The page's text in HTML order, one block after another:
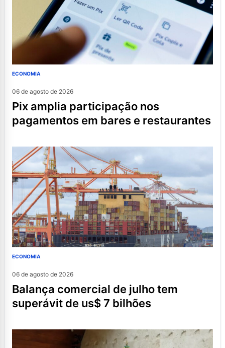
ECONOMIA
06 de agosto de 2026
pix amplia participação nos
pagamentos em bares e restaurantes
ECONOMIA
06 de agosto de 2026
balança comercial de julho tem
superávit de us$ 7 bilhões